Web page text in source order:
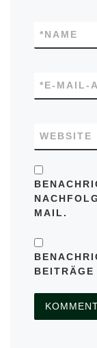
NAME
*
E-MAIL-
*
WEBSITE
MAIL.